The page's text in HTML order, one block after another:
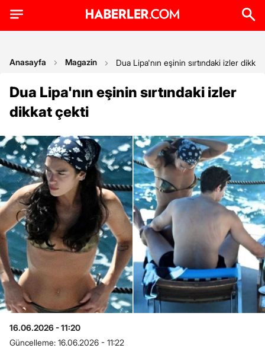
Anasayfa Magazin Dua Lipa'nın eşinin sırtındaki izler
Dua Lipa'nın eşinin sırtındaki izler
dikkat çekti
16.06.2026 - 11:20
Güncelleme: 16.06.2026 - 11:22